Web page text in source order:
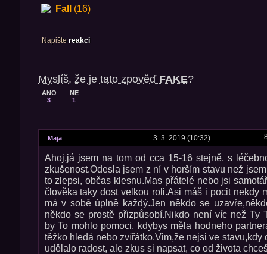
Fall (16)
Napište reakci
Myslíš, že je tato zpověď FAKE?
ANO
3
NE
1
Maja 3. 3. 2019 (10:32)
Ahoj,já jsem na tom od cca 15-16 stejně, s
zkušenost.Odesla jsem z ní v horším stavu než
to zlepsi, občas klesnu.Mas přátelé nebo jsi
člověka taky dost velkou roli.Asi máš i pocit nekdy
má v sobě úplně každý.Jen někdo se
někdo se prostě přizpůsobí.Nikdo není víc než Ty
by To mohlo pomoci, kdybys měla hodneho
těžko hledá nebo zvířátko.Vim,že nejsi ve stavu,kdy
udělalo radost, ale zkus si napsat, co od života